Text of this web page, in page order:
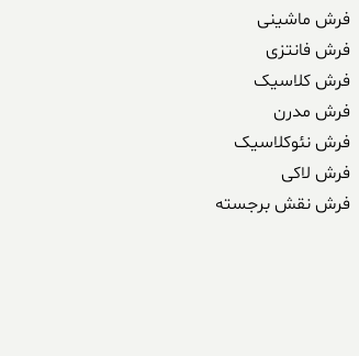
فرش ماشینی
فرش فانتزی
فرش کلاسیک
فرش مدرن
فرش نئوکلاسیک
فرش لاکی
فرش نقش برجسته